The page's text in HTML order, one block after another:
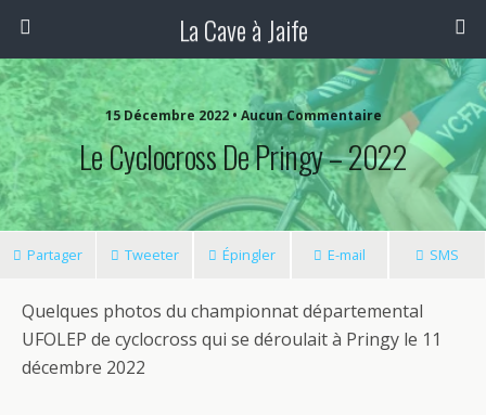
La Cave à Jaife
15 Décembre 2022 • Aucun Commentaire
Le Cyclocross De Pringy – 2022
Partager Tweeter Épingler E-mail SMS
Quelques photos du championnat départemental
UFOLEP de cyclocross qui se déroulait à Pringy le 11
décembre 2022